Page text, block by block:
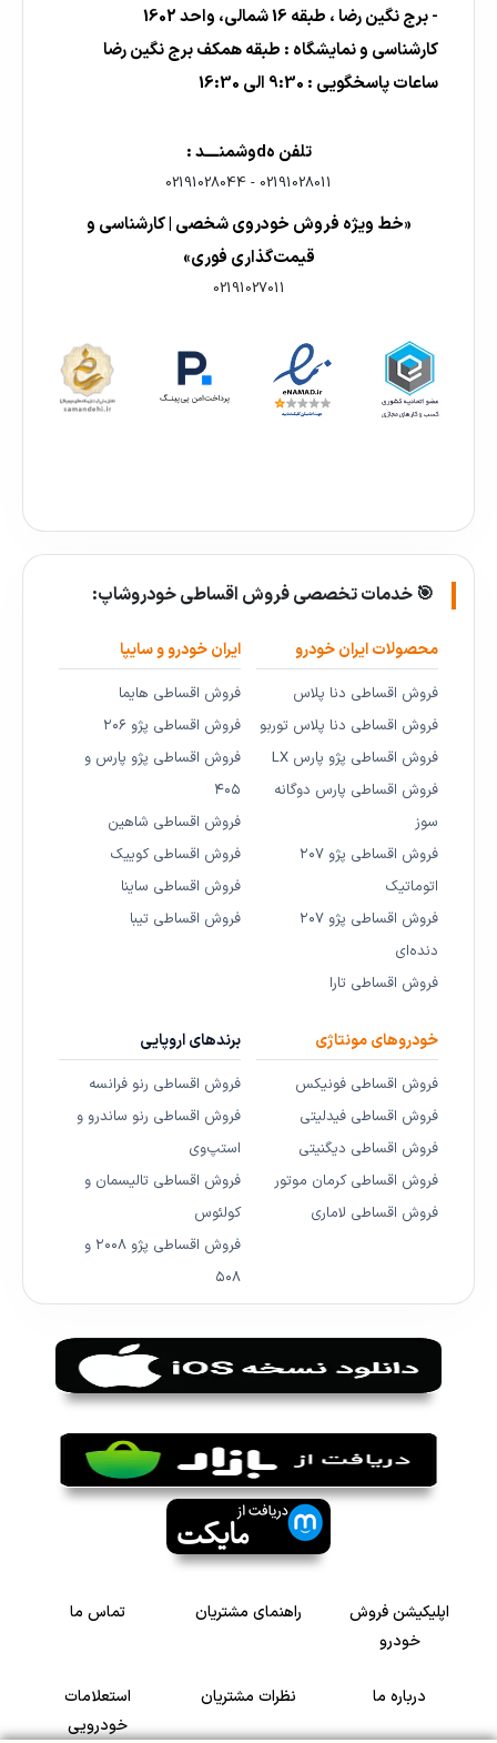
- برج نگین رضا ، طبقه 16 شمالی، واحد 1602
کارشناسی و نمایشگاه : طبقه همکف برج نگین رضا
ساعات پاسخگویی : 9:30 الی 16:30
تلفن هdوشمنــــد :
02191028011
-
02191028044
«خط ویژه فروش خودروی شخصی | کارشناسی و
قیمت‌گذاری فوری»
02191027011
🎯 خدمات تخصصی فروش اقساطی خودروشاپ:
محصولات ایران خودرو
فروش اقساطی دنا پلاس
فروش اقساطی دنا پلاس توربو
فروش اقساطی پژو پارس LX
فروش اقساطی پارس دوگانه
سوز
فروش اقساطی پژو ۲۰۷
اتوماتیک
فروش اقساطی پژو ۲۰۷
دنده‌ای
فروش اقساطی تارا
ایران خودرو و سایپا
فروش اقساطی هایما
فروش اقساطی پژو ۲۰۶
فروش اقساطی پژو پارس و
۴۰۵
فروش اقساطی شاهین
فروش اقساطی کوییک
فروش اقساطی ساینا
فروش اقساطی تیبا
خودروهای مونتاژی
فروش اقساطی فونیکس
فروش اقساطی فیدلیتی
فروش اقساطی دیگنیتی
فروش اقساطی کرمان موتور
فروش اقساطی لاماری
برندهای اروپایی
فروش اقساطی رنو فرانسه
فروش اقساطی رنو ساندرو و
استپ‌وی
فروش اقساطی تالیسمان و
کولئوس
فروش اقساطی پژو ۲۰۰۸ و
۵۰۸
اپلیکیشن فروش
خودرو
راهنمای مشتریان تماس ما
درباره ما نظرات مشتریان
استعلامات
خودرویی